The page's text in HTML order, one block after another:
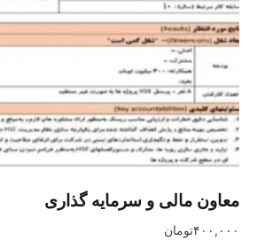
معاون مالی و سرمایه گذاری
۴۰۰,۰۰۰تومان